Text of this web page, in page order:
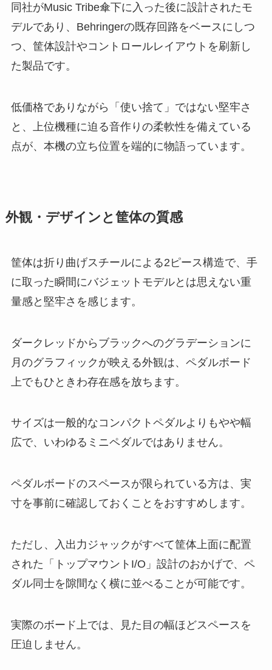
同社がMusic Tribe傘下に入った後に設計されたモ
デルであり、Behringerの既存回路をベースにしつ
つ、筐体設計やコントロールレイアウトを刷新し
た製品です。
低価格でありながら「使い捨て」ではない堅牢さ
と、上位機種に迫る音作りの柔軟性を備えている
点が、本機の立ち位置を端的に物語っています。
外観・デザインと筐体の質感
筐体は折り曲げスチールによる2ピース構造で、手
に取った瞬間にバジェットモデルとは思えない重
量感と堅牢さを感じます。
ダークレッドからブラックへのグラデーションに
月のグラフィックが映える外観は、ペダルボード
上でもひときわ存在感を放ちます。
サイズは一般的なコンパクトペダルよりもやや幅
広で、いわゆるミニペダルではありません。
ペダルボードのスペースが限られている方は、実
寸を事前に確認しておくことをおすすめします。
ただし、入出力ジャックがすべて筐体上面に配置
された「トップマウントI/O」設計のおかげで、ペ
ダル同士を隙間なく横に並べることが可能です。
実際のボード上では、見た目の幅ほどスペースを
圧迫しません。